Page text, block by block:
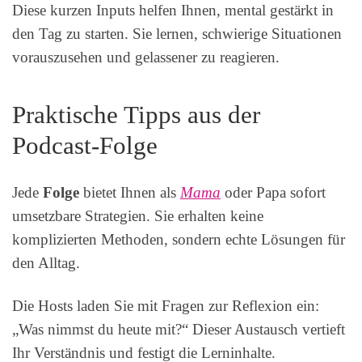
Diese kurzen Inputs helfen Ihnen, mental gestärkt in
den Tag zu starten. Sie lernen, schwierige Situationen
vorauszusehen und gelassener zu reagieren.
Praktische Tipps aus der
Podcast-Folge
Jede Folge bietet Ihnen als Mama oder Papa sofort
umsetzbare Strategien. Sie erhalten keine
komplizierten Methoden, sondern echte Lösungen für
den Alltag.
Die Hosts laden Sie mit Fragen zur Reflexion ein:
„Was nimmst du heute mit?“ Dieser Austausch vertieft
Ihr Verständnis und festigt die Lerninhalte.